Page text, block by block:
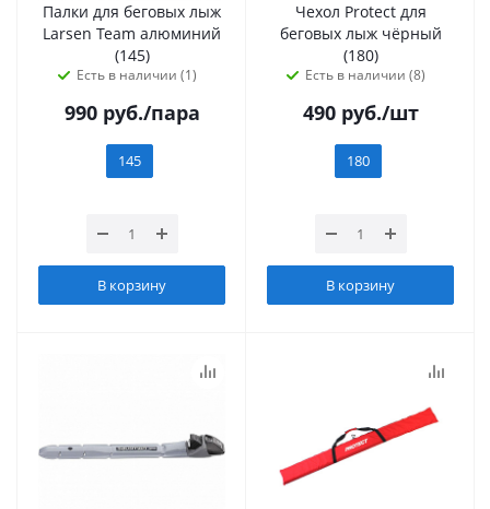
Палки для беговых лыж
Larsen Team алюминий
(145)
Есть в наличии (1)
990руб./пара
145
В корзину
Чехол Protect для
беговых лыж чёрный
(180)
Есть в наличии (8)
490руб./шт
180
В корзину